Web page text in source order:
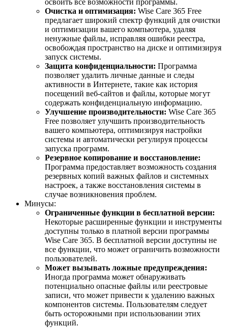
освоить все возможности программы.
Очистка и оптимизация: Wise Care 365 Free
предлагает широкий спектр функций для очистки
и оптимизации вашего компьютера, удаляя
ненужные файлы, исправляя ошибки реестра,
освобождая пространство на диске и оптимизируя
запуск системы.
Защита конфиденциальности: Программа
позволяет удалить личные данные и следы
активности в Интернете, такие как история
посещений веб-сайтов и файлы, которые могут
содержать конфиденциальную информацию.
Улучшение производительности: Wise Care 365
Free позволяет улучшить производительность
вашего компьютера, оптимизируя настройки
системы и автоматически регулируя процессы
запуска программ.
Резервное копирование и восстановление:
Программа предоставляет возможность создания
резервных копий важных файлов и системных
настроек, а также восстановления системы в
случае возникновения проблем.
Минусы:
Ограниченные функции в бесплатной версии:
Некоторые расширенные функции и инструменты
доступны только в платной версии программы
Wise Care 365. В бесплатной версии доступны не
все функции, что может ограничить возможности
пользователей.
Может вызывать ложные предупреждения:
Иногда программа может обнаруживать
потенциально опасные файлы или реестровые
записи, что может привести к удалению важных
компонентов системы. Пользователям следует
быть осторожными при использовании этих
функций.